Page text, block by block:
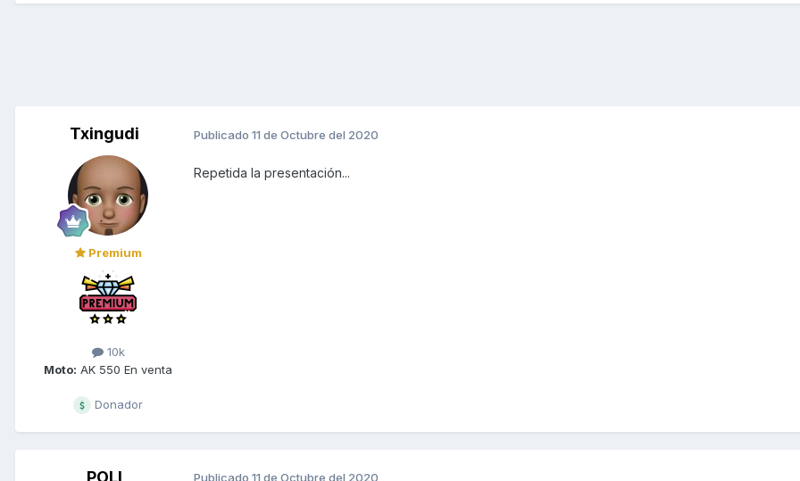
Txingudi
Premium
10k
Moto: AK 550 En venta
Donador
Publicado 11 de Octubre del 2020
Repetida la presentación...
POLI Publicado 11 de Octubre del 2020